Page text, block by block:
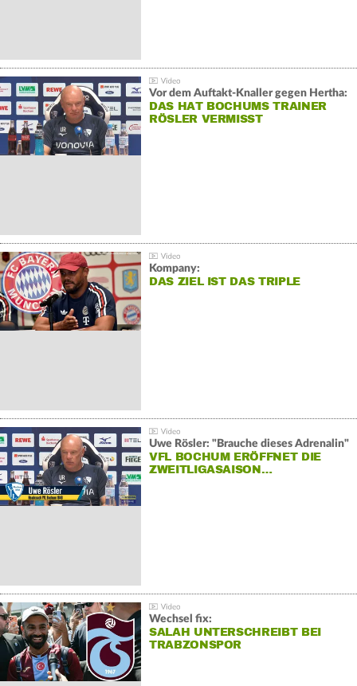
Vor dem Auftakt-Knaller gegen Hertha:
DAS HAT BOCHUMS TRAINER
RÖSLER VERMISST
Kompany:
DAS ZIEL IST DAS TRIPLE
Uwe Rösler: "Brauche dieses Adrenalin"
VFL BOCHUM ERÖFFNET DIE
ZWEITLIGASAISON…
Wechsel fix:
SALAH UNTERSCHREIBT BEI
TRABZONSPOR